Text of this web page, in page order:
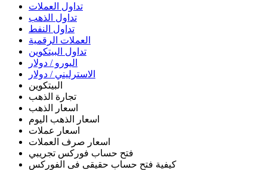
تداول العملات
تداول الذهب
تداول النفط
العملات الرقمية
تداول البيتكوين
اليورو / دولار
الاسترليني / دولار
البيتكوين
تجارة الذهب
اسعار الذهب
اسعار الذهب اليوم
اسعار عملات
اسعار صرف العملات
فتح حساب فوركس تجريبي
كيفية فتح حساب حقيقى فى الفوركس